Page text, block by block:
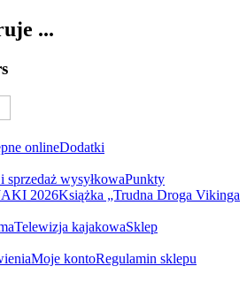
...
onlineDodatki
sprzedaż wysyłkowaPunkty
2026Książka „Trudna Droga Vikinga
Telewizja kajakowaSklep
Moje kontoRegulamin sklepu